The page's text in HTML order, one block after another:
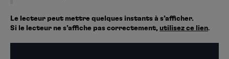
Le lecteur peut mettre quelques instants à s’afficher.
Si le lecteur ne s’affiche pas correctement, utilisez ce lien.